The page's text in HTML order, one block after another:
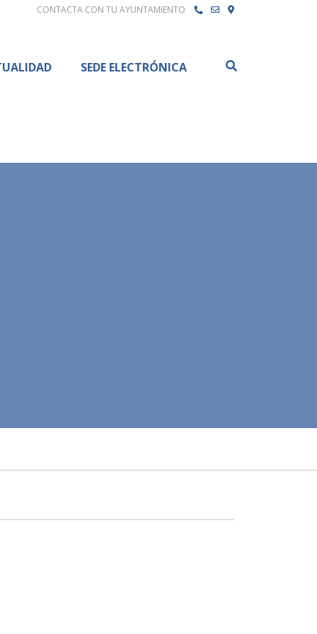
CONTACTA CON TU AYUNTAMIENTO
SEDE ELECTRÓNICA